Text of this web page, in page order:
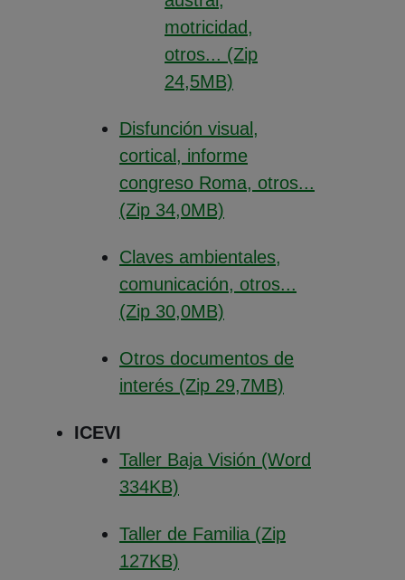
motricidad,
otros... (Zip
24,5MB)
Disfunción visual,
cortical, informe
congreso Roma, otros...
(Zip 34,0MB)
Claves ambientales,
comunicación, otros...
(Zip 30,0MB)
Otros documentos de
interés (Zip 29,7MB)
ICEVI
Taller Baja Visión (Word
334KB)
Taller de Familia (Zip
127KB)